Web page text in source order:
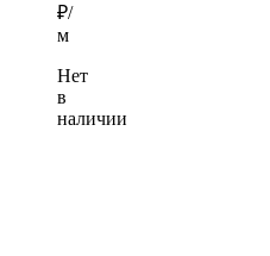
₽/
м
Нет
в
наличии